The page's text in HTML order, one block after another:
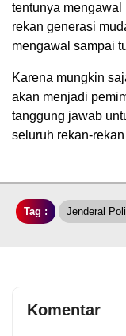
tentunya
rekan generasi
mengawal sampai
Karena mungkin
akan menjadi
tanggung jawab
seluruh rekan-
Tag : Jenderal
Komentar